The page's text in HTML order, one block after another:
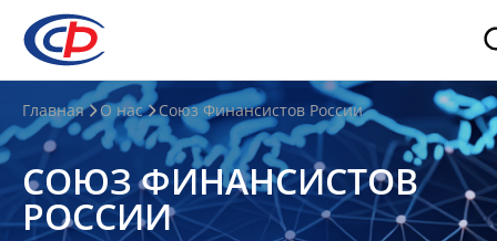
О
нас
О
СФР
Главная О нас Союз Финансистов России
СОЮЗ ФИНАНСИСТОВ
РОССИИ